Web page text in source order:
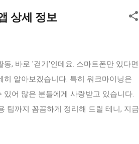
상세 정보
, 바로 '걷기'인데요. 스마트폰만 있다면
알아보겠습니다. 특히 워크마이닝은
어 많은 분들에게 사랑받고 있습니다.
팁까지 꼼꼼하게 정리해 드릴 테니, 지금